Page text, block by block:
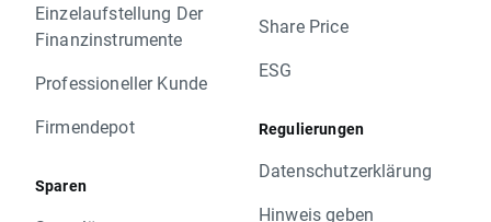
Einzelaufstellung Der
Finanzinstrumente
Professioneller Kunde
Firmendepot
Sparen
Share Price
ESG
Regulierungen
Datenschutzerklärung
Hinweis geben